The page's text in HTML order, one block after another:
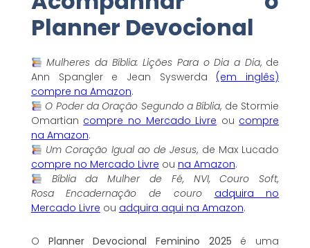
Planner Devocional
Mulheres da Bíblia: Lições Para o Dia a Dia, de
Ann Spangler e Jean Syswerda (em inglês)
compre na Amazon.
O Poder da Oração Segundo a Bíblia, de Stormie
Omartian compre no Mercado Livre ou compre
na Amazon.
Um Coração Igual ao de Jesus, de Max Lucado
compre no Mercado Livre ou na Amazon.
Bíblia da Mulher de Fé, NVI, Couro Soft,
Rosa Encadernação de couro
adquira no
Mercado Livre ou adquira aqui na Amazon.
O Planner Devocional Feminino 2025 é uma